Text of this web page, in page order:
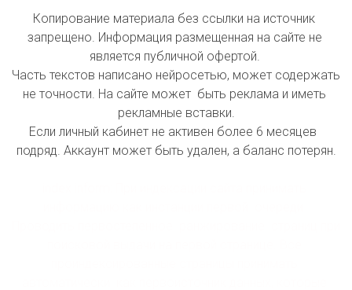
Копирование материала без ссылки на источник
запрещено. Информация размещенная на сайте не
является публичной офертой.
Часть текстов написано нейросетью, может содержать
не точности. На сайте может  быть реклама и иметь
рекламные вставки.
Если личный кабинет не активен более 6 месяцев
подряд. Аккаунт может быть удален, а баланс потерян.